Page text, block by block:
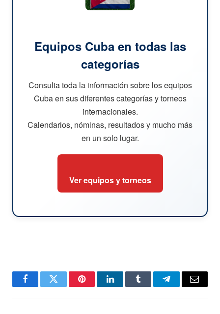
Equipos Cuba en todas las
categorías
Consulta toda la información sobre los equipos
Cuba en sus diferentes categorías y torneos
internacionales.
Calendarios, nóminas, resultados y mucho más
en un solo lugar.
Ver equipos y torneos
FacebookTwitter PinterestLinkedInTumblr TelegramEmail